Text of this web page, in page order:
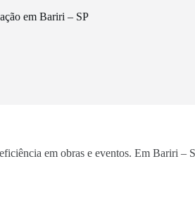
em Bariri – SP
em obras e eventos. Em Bariri